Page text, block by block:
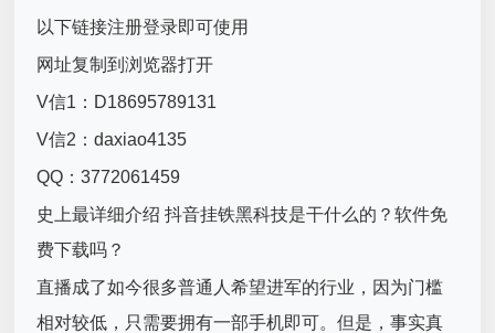
以下链接注册登录即可使用
网址复制到浏览器打开
V信1：D18695789131
V信2：daxiao4135
QQ：3772061459
史上最详细介绍 抖音挂铁黑科技是干什么的？软件免
费下载吗？
直播成了如今很多普通人希望进军的行业，因为门槛
相对较低，只需要拥有一部手机即可。但是，事实真